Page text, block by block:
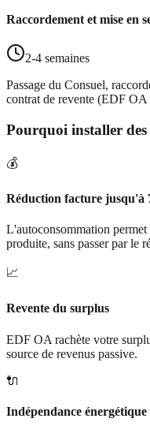
Raccordement et mise en
2-4 semaines
Passage du Consuel,
contrat de revente (EDF OA
Pourquoi installer
💰
Réduction facture jusqu'à
L'autoconsommation
produite, sans passer par le
📈
Revente du surplus
EDF OA rachète votre
source de revenus passive.
🔌
Indépendance énergétique